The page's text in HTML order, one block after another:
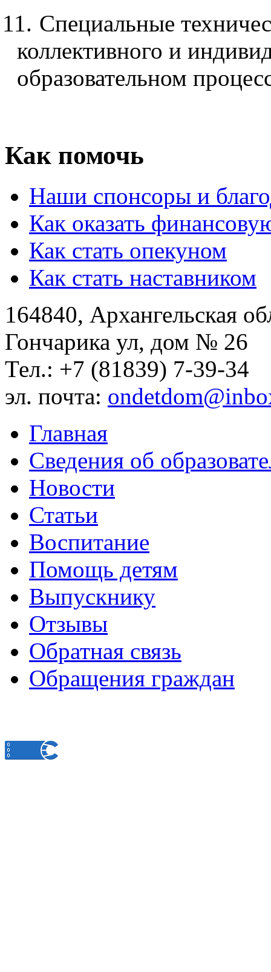
11. Специальные
коллективного и
образовательном
Как помочь
Наши спонсоры и
Как оказать
Как стать опекуном
Как стать наставником
164840, Архангельская
Гончарика ул, дом № 26
Тел.: +7 (81839) 7-39-34
эл. почта:
Главная
Сведения об
Новости
Статьи
Воспитание
Помощь детям
Выпускнику
Отзывы
Обратная связь
Обращения граждан